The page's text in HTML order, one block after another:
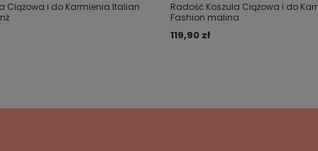
Ciążowa i do Karmienia Italian
Radość Koszula Ciążowa i do
Fashion malina
119,90 zł